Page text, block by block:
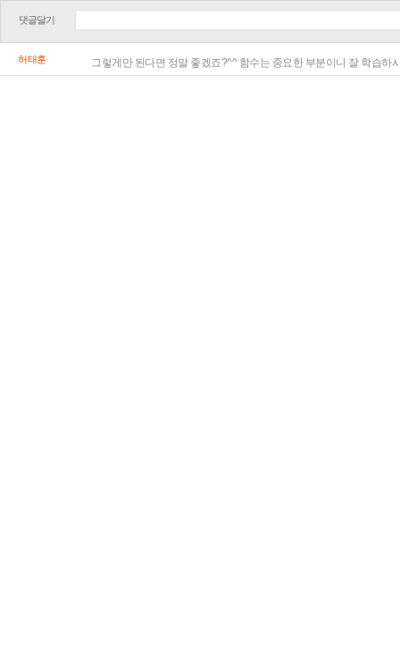
댓글달기
허태훈 그렇게만 된다면 정말 좋겠죠?^^ 함수는 중요한 부분이니 잘 학습하